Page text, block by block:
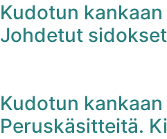
Kudotun
Johdetut sidokset
Kudotun
Peruskäsitteitä.